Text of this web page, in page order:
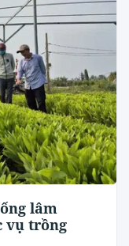
lâm
vụ trồng